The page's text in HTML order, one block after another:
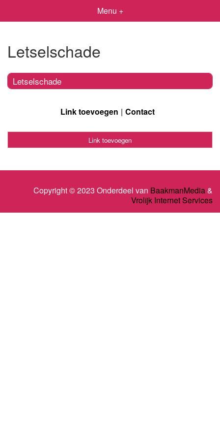
Menu +
Letselschade
Letselschade
Link toevoegen Contact
Link toevoegen
Copyright © 2023 Onderdeel van BaakmanMedia&
Vrolijk Internet Services